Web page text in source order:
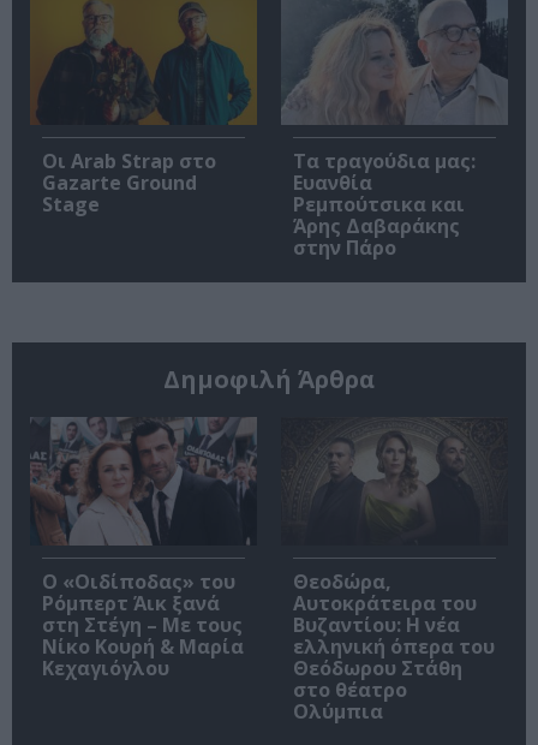
Οι Arab Strap στο
Gazarte Ground
Stage
Τα τραγούδια μας:
Ευανθία
Ρεμπούτσικα και
Άρης Δαβαράκης
στην Πάρο
Δημοφιλή Άρθρα
O «Οιδίποδας» του
Ρόμπερτ Άικ ξανά
στη Στέγη – Με τους
Νίκο Κουρή & Μαρία
Κεχαγιόγλου
Θεοδώρα,
Αυτοκράτειρα του
Βυζαντίου: Η νέα
ελληνική όπερα του
Θεόδωρου Στάθη
στο θέατρο
Ολύμπια